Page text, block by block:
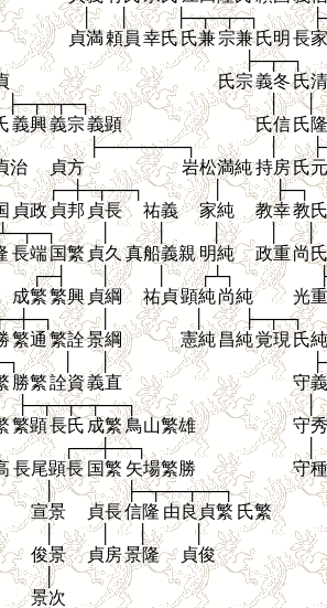
│ │ ├─┬─┬─┐
貞満頼員 幸氏氏兼宗兼氏明 長家
├─┬─┐
氏宗義冬氏清
├─┬─┬─┐ │
│
義興義宗義顕 氏信氏隆
├───────┐ │
治 貞方 岩松満純持房氏元
┌─┼─┬──┐ │
├─┐
貞政貞邦 貞長 祐義 家純 教幸教氏
│ │ │
│
長端国繁 貞久真船義親明純 政重尚氏
┌─┤ │ ┌┴┐
成繁繁興貞綱 祐貞顕純尚純
光重
│
├─┬─┐
繁通繁詮景綱 憲純昌純覚現氏純
│
勝繁詮資義直
守義
├─┬─┬─┬──┐
│
繁顕長氏成繁鳥山繁雄
守秀
┌──┼──┐
│
長尾顕長 国繁 矢場繁勝
守種
│
├─┬──┬──┐
宣景 貞長信隆 由良貞繁 氏繁
│ │ │
│
俊景 貞房景隆
貞俊
│
景次